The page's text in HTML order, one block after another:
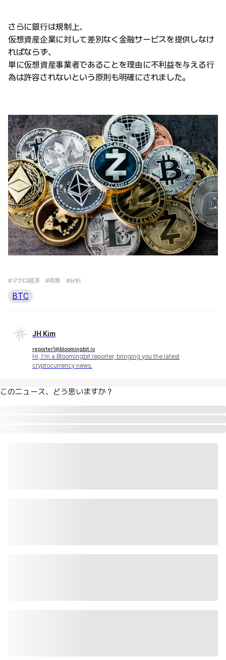
さらに銀行は規制上、
仮想資産企業に対して差別なく金融サービスを提供しなけ
ればならず、
単に仮想資産事業者であることを理由に不利益を与える行
為は許容されないという原則も明確にされました。
#マクロ経済 #政策 #分析
BTC
JH Kim
reporter1@bloomingbit.io
Hi, I'm a Bloomingbit reporter, bringing you the latest
cryptocurrency news.
このニュース、どう思いますか？